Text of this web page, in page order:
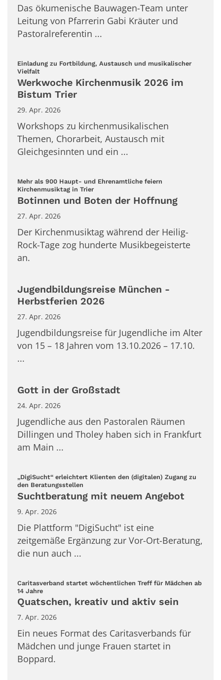
Das ökumenische Bauwagen-Team unter
Leitung von Pfarrerin Gabi Kräuter und
Pastoralreferentin ...
Einladung zu Fortbildung, Austausch und musikalischer
Vielfalt:
Werkwoche Kirchenmusik 2026 im
Bistum Trier
29. Apr. 2026
Workshops zu kirchenmusikalischen
Themen, Chorarbeit, Austausch mit
Gleichgesinnten und ein ...
Mehr als 900 Haupt- und Ehrenamtliche feiern
Kirchenmusiktag in Trier:
Botinnen und Boten der Hoffnung
27. Apr. 2026
Der Kirchenmusiktag während der Heilig-
Rock-Tage zog hunderte Musikbegeisterte
an.
Jugendbildungsreise München -
Herbstferien 2026
27. Apr. 2026
Jugendbildungsreise für Jugendliche im Alter
von 15 – 18 Jahren vom 13.10.2026 – 17.10.
...
Gott in der Großstadt
24. Apr. 2026
Jugendliche aus den Pastoralen Räumen
Dillingen und Tholey haben sich in Frankfurt
am Main ...
„DigiSucht“ erleichtert Klienten den (digitalen) Zugang zu
den Beratungsstellen
Suchtberatung mit neuem Angebot
9. Apr. 2026
Die Plattform "DigiSucht" ist eine
zeitgemäße Ergänzung zur Vor-Ort-Beratung,
die nun auch ...
Caritasverband startet wöchentlichen Treff für Mädchen ab
14 Jahre:
Quatschen, kreativ und aktiv sein
7. Apr. 2026
Ein neues Format des Caritasverbands für
Mädchen und junge Frauen startet in
Boppard.